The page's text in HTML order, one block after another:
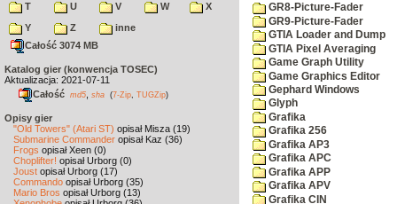
T
U V W
X
Y
Z
inne
Całość 3074 MB
Katalog gier (konwencja TOSEC)
Aktualizacja: 2021-07-11
Całość md5 sha (7-Zip TUGZip)
Opisy gier
"Old Towers" (Atari ST) opisał Misza (19)
Submarine Commander opisał Kaz (36)
Frogs opisał Xeen (0)
Choplifter! opisał Urborg (0)
Joust opisał Urborg (17)
Commando opisał Urborg (35)
Mario Bros opisał Urborg (13)
GR8-Picture-Fader
GR9-Picture-Fader
GTIA Loader and Dump
GTIA Pixel Averaging
Game Graph Utility
Game Graphics Editor
Gephard Windows
Glyph
Grafika
Grafika 256
Grafika AP3
Grafika APC
Grafika APP
Grafika APV
Grafika CIN